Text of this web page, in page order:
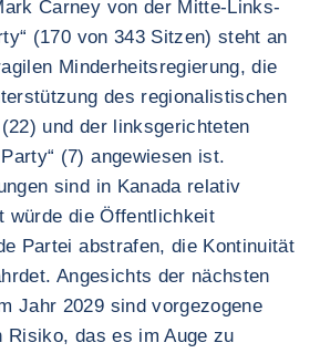
Carney von der Mitte-Links-
(170 von 343 Sitzen) steht an
Minderheitsregierung, die
des regionalistischen
und der linksgerichteten
(7) angewiesen ist.
sind in Kanada relativ
würde die Öffentlichkeit
Partei abstrafen, die Kontinuität
Angesichts der nächsten
Jahr 2029 sind vorgezogene
Risiko, das es im Auge zu